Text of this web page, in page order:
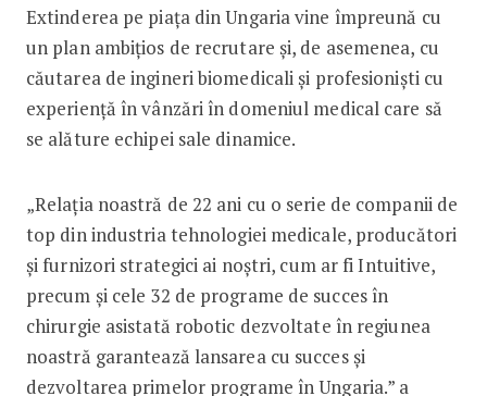
Extinderea pe piața din Ungaria vine împreună cu
un plan ambițios de recrutare și, de asemenea, cu
căutarea de ingineri biomedicali și profesioniști cu
experiență în vânzări în domeniul medical care să
se alăture echipei sale dinamice.
„Relația noastră de 22 ani cu o serie de companii de
top din industria tehnologiei medicale, producători
și furnizori strategici ai noștri, cum ar fi Intuitive,
precum și cele 32 de programe de succes în
chirurgie asistată robotic dezvoltate în regiunea
noastră garantează lansarea cu succes și
dezvoltarea primelor programe în Ungaria.” a